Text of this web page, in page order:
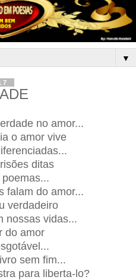
▼
no amor...
o amor vive
ditas
falam do amor...
verdadeiro
nossas vidas...
do amor
sem fim...
para liberta-lo?